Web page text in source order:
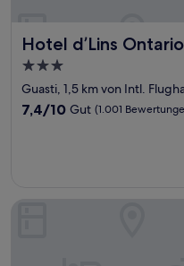
Hotel d’Lins
Hotel d’Lins Ontario
3.0-
Sterne-
Unterkunft
Guasti, 1,5 km von Intl.
7.4
7,4/10 Gut (1.001